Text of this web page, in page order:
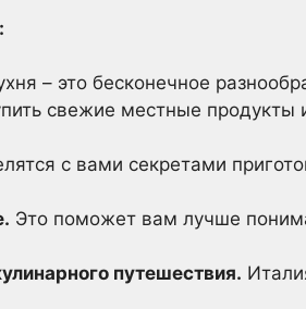
– это бесконечное
свежие местные продукты
с вами секретами
Это поможет вам лучше
путешествия.